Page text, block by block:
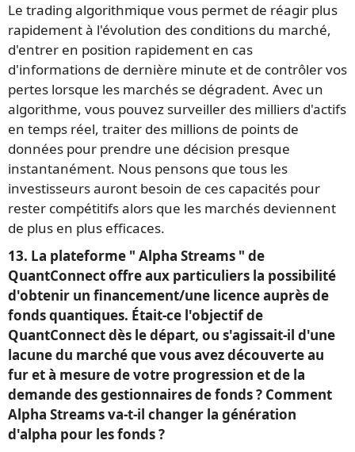
Le trading algorithmique vous permet de réagir plus
rapidement à l'évolution des conditions du marché,
d'entrer en position rapidement en cas
d'informations de dernière minute et de contrôler vos
pertes lorsque les marchés se dégradent. Avec un
algorithme, vous pouvez surveiller des milliers d'actifs
en temps réel, traiter des millions de points de
données pour prendre une décision presque
instantanément. Nous pensons que tous les
investisseurs auront besoin de ces capacités pour
rester compétitifs alors que les marchés deviennent
de plus en plus efficaces.
13. La plateforme " Alpha Streams " de
QuantConnect offre aux particuliers la possibilité
d'obtenir un financement/une licence auprès de
fonds quantiques. Était-ce l'objectif de
QuantConnect dès le départ, ou s'agissait-il d'une
lacune du marché que vous avez découverte au
fur et à mesure de votre progression et de la
demande des gestionnaires de fonds ? Comment
Alpha Streams va-t-il changer la génération
d'alpha pour les fonds ?